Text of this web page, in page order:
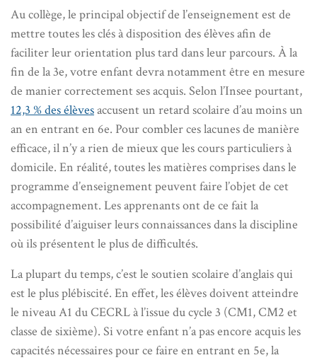
Au collège, le principal objectif de l’enseignement est de
mettre toutes les clés à disposition des élèves afin de
faciliter leur orientation plus tard dans leur parcours. À la
fin de la 3e, votre enfant devra notamment être en mesure
de manier correctement ses acquis. Selon l’Insee pourtant,
12,3 % des élèvesaccusent un retard scolaire d’au moins un
an en entrant en 6e. Pour combler ces lacunes de manière
efficace, il n’y a rien de mieux que les cours particuliers à
domicile. En réalité, toutes les matières comprises dans le
programme d’enseignement peuvent faire l’objet de cet
accompagnement. Les apprenants ont de ce fait la
possibilité d’aiguiser leurs connaissances dans la discipline
où ils présentent le plus de difficultés.
La plupart du temps, c’est le soutien scolaire d’anglais qui
est le plus plébiscité. En effet, les élèves doivent atteindre
le niveau A1 du CECRL à l’issue du cycle 3 (CM1, CM2 et
classe de sixième). Si votre enfant n’a pas encore acquis les
capacités nécessaires pour ce faire en entrant en 5e, la